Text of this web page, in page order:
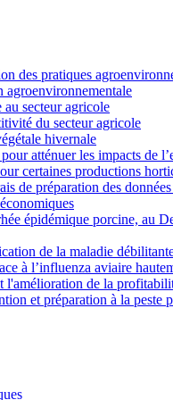
des pratiques
secteur agricole
du secteur agricole
hivernale
atténuer les impacts de
certaines productions
de préparation des
épidémique porcine, au
de la maladie
à l’influenza aviaire
de la
et préparation à la peste